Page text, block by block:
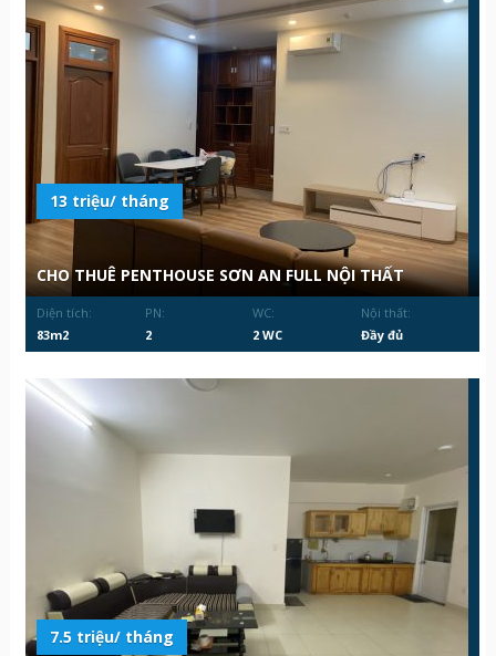
13 triệu/ tháng
CHO THUÊ PENTHOUSE SƠN AN FULL NỘI THẤT
Diện tích:
83m2
PN:
2
WC:
2 WC
Nội thất:
Đầy đủ
7.5 triệu/ tháng